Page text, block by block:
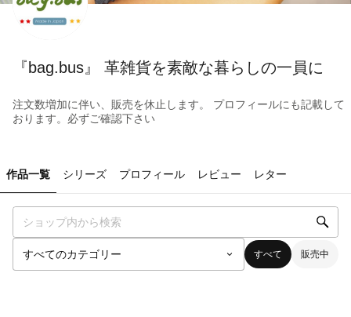
『bag.bus』 革雑貨を素敵な暮らしの一員に
注文数増加に伴い、販売を休止します。 プロフィールにも記載して
おります。必ずご確認下さい
作品一覧 シリーズ プロフィール レビュー レター
すべて 販売中